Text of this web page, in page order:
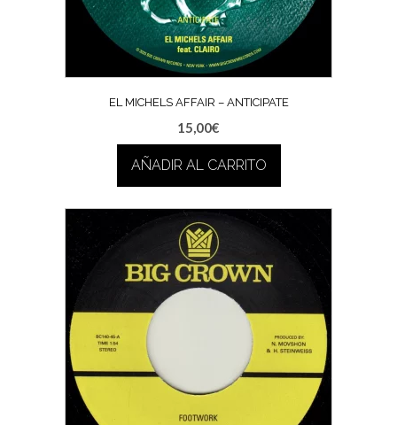
EL MICHELS AFFAIR – ANTICIPATE
15,00€
AÑADIR AL CARRITO